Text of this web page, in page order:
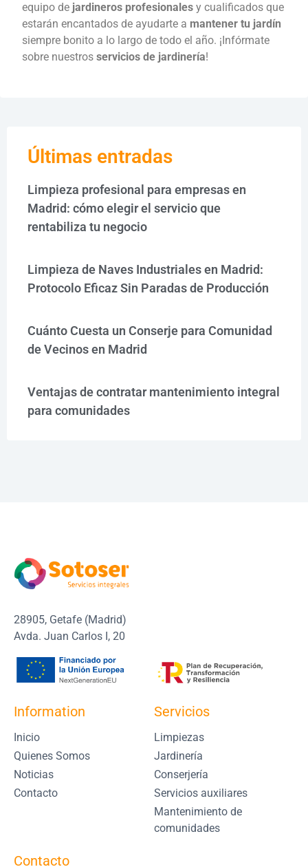
equipo de jardineros profesionales y cualificados que
estarán encantados de ayudarte a mantener tu jardín
siempre bonito a lo largo de todo el año. ¡Infórmate
sobre nuestros servicios de jardinería!
Últimas entradas
Limpieza profesional para empresas en
Madrid: cómo elegir el servicio que
rentabiliza tu negocio
Limpieza de Naves Industriales en Madrid:
Protocolo Eficaz Sin Paradas de Producción
Cuánto Cuesta un Conserje para Comunidad
de Vecinos en Madrid
Ventajas de contratar mantenimiento integral
para comunidades
28905, Getafe (Madrid)
Avda. Juan Carlos I, 20
Information
Inicio
Quienes Somos
Noticias
Contacto
Servicios
Limpiezas
Jardinería
Conserjería
Servicios auxiliares
Mantenimiento de
comunidades
Contacto